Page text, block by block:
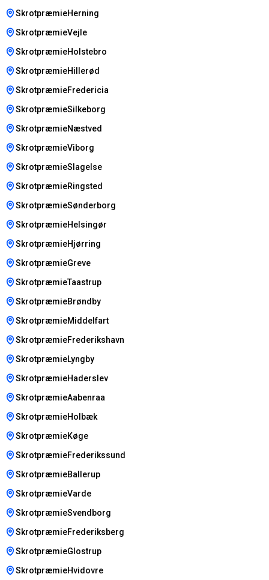
SkrotpræmieHerning
SkrotpræmieVejle
SkrotpræmieHolstebro
SkrotpræmieHillerød
SkrotpræmieFredericia
SkrotpræmieSilkeborg
SkrotpræmieNæstved
SkrotpræmieViborg
SkrotpræmieSlagelse
SkrotpræmieRingsted
SkrotpræmieSønderborg
SkrotpræmieHelsingør
SkrotpræmieHjørring
SkrotpræmieGreve
SkrotpræmieTaastrup
SkrotpræmieBrøndby
SkrotpræmieMiddelfart
SkrotpræmieFrederikshavn
SkrotpræmieLyngby
SkrotpræmieHaderslev
SkrotpræmieAabenraa
SkrotpræmieHolbæk
SkrotpræmieKøge
SkrotpræmieFrederikssund
SkrotpræmieBallerup
SkrotpræmieVarde
SkrotpræmieSvendborg
SkrotpræmieFrederiksberg
SkrotpræmieGlostrup
SkrotpræmieHvidovre